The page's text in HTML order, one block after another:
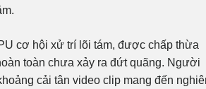
cơ hội xử trí lõi tám, được chấp thừa
toàn chưa xảy ra đứt quãng. Người
cải tân video clip mang đến